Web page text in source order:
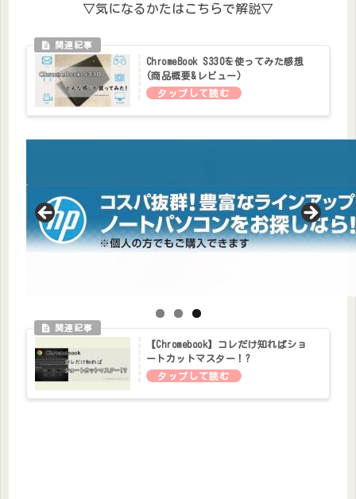
▽気になるかたはこちらで解説▽
ChromeBook S330を使ってみた感想
(商品概要&レビュー)
【Chromebook】コレだけ知ればショ
ートカットマスター！?